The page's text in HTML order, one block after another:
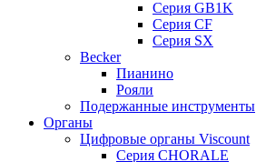
Серия GB1K
Серия CF
Серия SX
Becker
Пианино
Рояли
Подержанные инструменты
Органы
Цифровые органы Viscount
Серия CHORALE